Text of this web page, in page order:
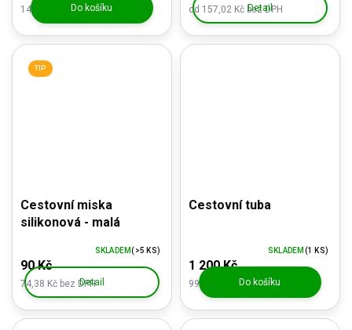
148,76 Kč bez DPH
Do košíku od 157,02 Kč bez DPH
Detail
TIP
Cestovní miska
silikonová - malá
74,38 Kč bez DPH
90 Kč
SKLADEM(>5 KS)
Detail
Cestovní tuba
991,74 Kč bez DPH
1 200 Kč
SKLADEM (1 KS)
Do košíku